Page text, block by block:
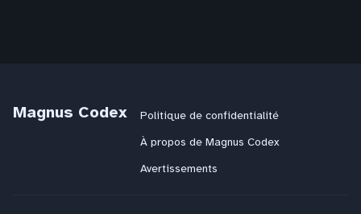
Magnus Codex
Politique de confidentialité
À propos de Magnus Codex
Avertissements